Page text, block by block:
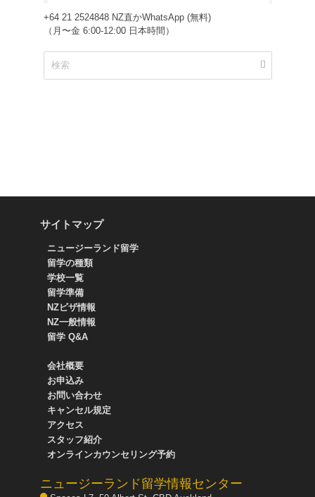
+64 21 2524848 NZ直かWhatsApp (無料)
（月〜金 6:00-12:00 日本時間）
サイトマップ
ニュージーランド留学
留学の種類
学校一覧
留学準備
NZビザ情報
NZ一般情報
留学 Q&A
会社概要
お申込み
お問い合わせ
キャンセル規定
アクセス
スタッフ紹介
オンラインカウンセリング予約
ニュージーランド留学情報センター